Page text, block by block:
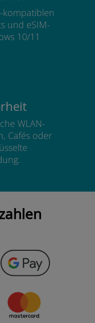
kompatiblen
und eSIM-
10/11
WLAN-
Cafés oder